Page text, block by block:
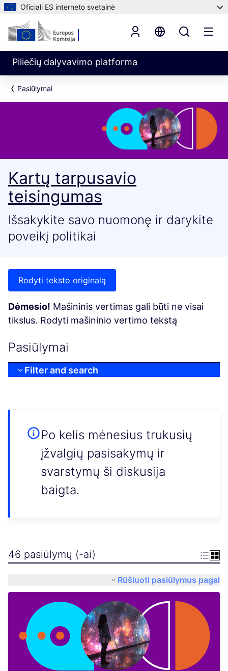
Oficiali ES interneto svetainė
Piliečių dalyvavimo platforma
Pasiūlymai
Kartų tarpusavio
teisingumas
Išsakykite savo nuomonę ir darykite
poveikį politikai
Rodyti teksto originalą
Dėmesio! Mašininis vertimas gali būti ne visai
tikslus. Rodyti mašininio vertimo tekstą
Pasiūlymai
Filter and search
Po kelis mėnesius trukusių
įžvalgių pasisakymų ir
svarstymų ši diskusija
baigta.
46 pasiūlymų (-ai)
Rūšiuoti pasiūlymus pagal